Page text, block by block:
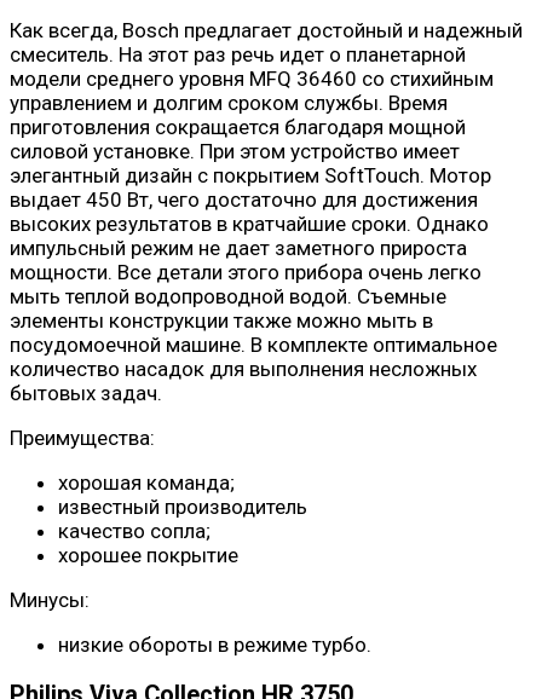
Как всегда, Bosch предлагает достойный и надежный
смеситель. На этот раз речь идет о планетарной
модели среднего уровня MFQ 36460 со стихийным
управлением и долгим сроком службы. Время
приготовления сокращается благодаря мощной
силовой установке. При этом устройство имеет
элегантный дизайн с покрытием SoftTouch. Мотор
выдает 450 Вт, чего достаточно для достижения
высоких результатов в кратчайшие сроки. Однако
импульсный режим не дает заметного прироста
мощности. Все детали этого прибора очень легко
мыть теплой водопроводной водой. Съемные
элементы конструкции также можно мыть в
посудомоечной машине. В комплекте оптимальное
количество насадок для выполнения несложных
бытовых задач.
Преимущества:
хорошая команда;
известный производитель
качество сопла;
хорошее покрытие
Минусы:
низкие обороты в режиме турбо.